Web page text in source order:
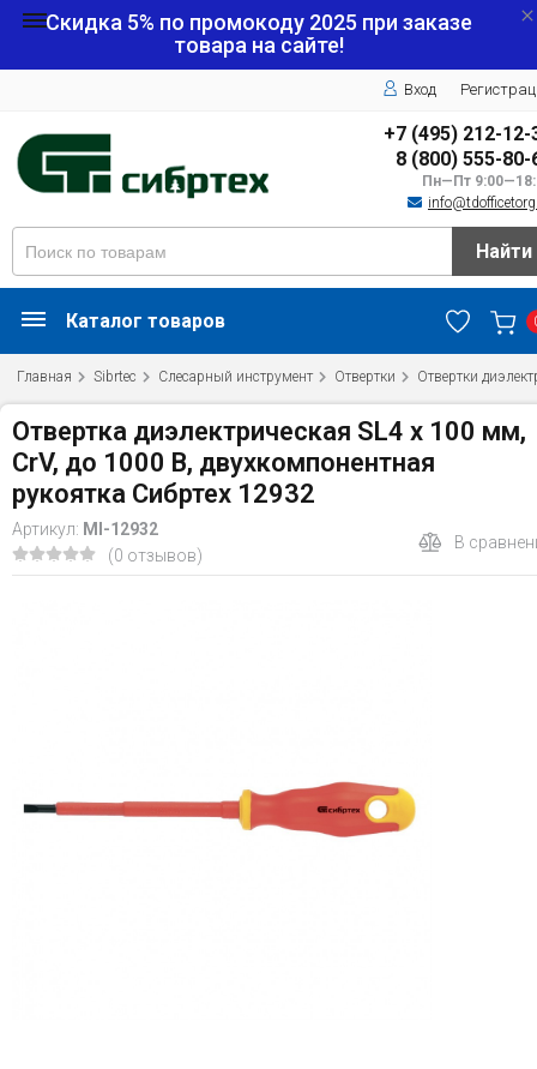
Скидка 5% по промокоду 2025 при заказе
товара на сайте!
Вход
+7 (495) 212-12-
8 (800) 555-80-
Пн—Пт
Найти
Каталог товаров
Главная Sibrtec Слесарный инструмент Отвертки Отвертки
Отвертка диэлектрическая SL4 х 100 мм,
CrV, до 1000 В, двухкомпонентная
рукоятка Сибртех 12932
Артикул: MI-12932
(0 отзывов)
В